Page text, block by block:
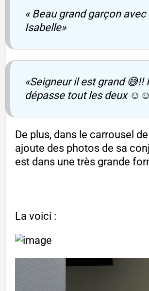
« Beau grand garçon avec
Isabelle»
«Seigneur il est grand 😅!!
dépasse tout les deux
De plus, dans le carrousel
ajoute des photos de sa
est dans une très grande
La voici :